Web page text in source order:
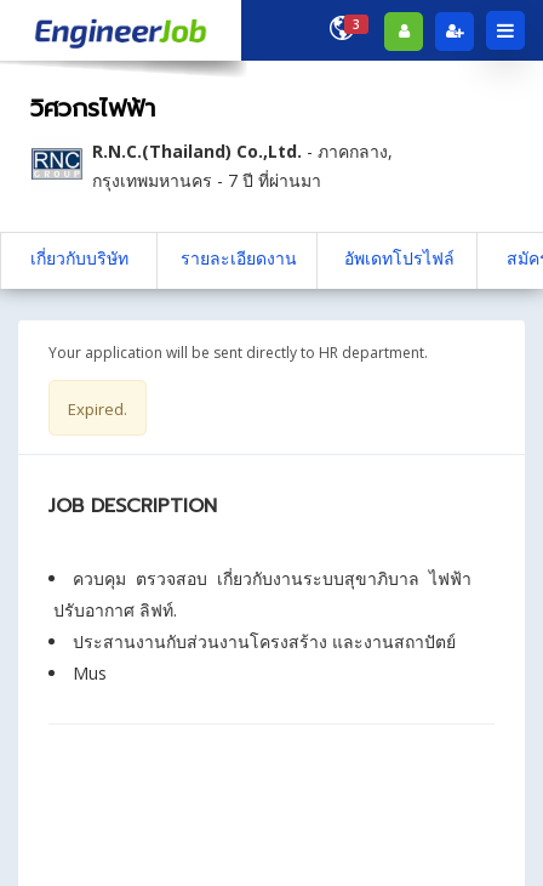
3
วิศวกรไฟฟ้า
R.N.C.(Thailand) Co.,Ltd. - ภาคกลาง,
กรุงเทพมหานคร - 7 ปี ที่ผ่านมา
เกี่ยวกับบริษัท รายละเอียดงาน อัพเดทโปรไฟล์ สมัค
Your application will be sent directly to HR department.
Expired.
JOB DESCRIPTION
ควบคุม ตรวจสอบ เกี่ยวกับงานระบบสุขาภิบาล ไฟฟ้า
ปรับอากาศ ลิฟท์.
ประสานงานกับส่วนงานโครงสร้าง และงานสถาปัตย์
Mus